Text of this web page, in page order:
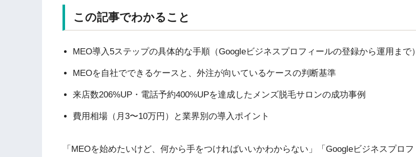
この記事でわかること
MEO導入5ステップの具体的な手順（Googleビジネスプロフィールの登録から運用まで）
MEOを自社でできるケースと、外注が向いているケースの判断基準
来店数206%UP・電話予約400%UPを達成したメンズ脱毛サロンの成功事例
費用相場（月3〜10万円）と業界別の導入ポイント
「MEOを始めたいけど、何から手をつければいいかわからない」「Googleビジネスプロフ